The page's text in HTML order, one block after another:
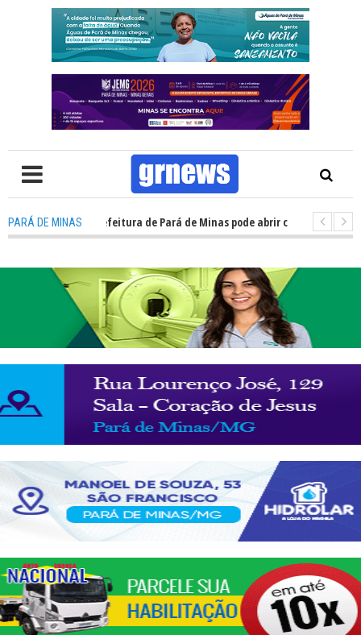
PARÁ DE MINAS
Concurso da prefeitura de Pará de Minas pode abrir cerca de 1.500